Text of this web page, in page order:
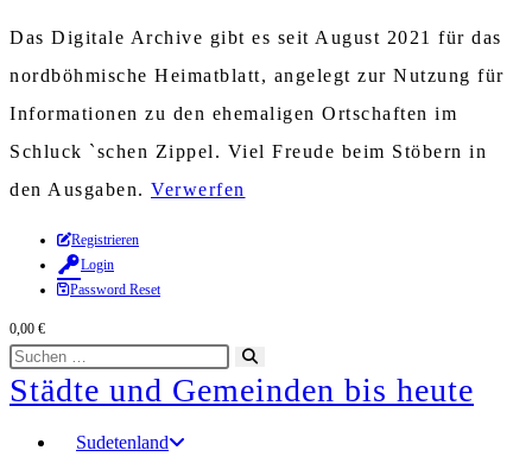
Das Digitale Archive gibt es seit August 2021 für das
nordböhmische Heimatblatt, angelegt zur Nutzung für
Informationen zu den ehemaligen Ortschaften im
Schluck `schen Zippel. Viel Freude beim Stöbern in
den Ausgaben. Verwerfen
Zum
Inhalt
springen
Registrieren
Login
Password Reset
0,00 €
Diese
Website
durchsuchen
starten
Städte und Gemeinden bis heute
Sudetenland